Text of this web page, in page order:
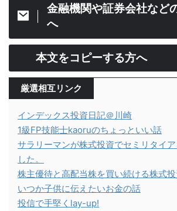
金融機関や証券会社など
へ
本文をコピーする方へ
厳選相互リンク
インデックス投資日記＠川崎
1級FP技能士kaoruのちょっといい話
サラリーマンが株式投資でセミリタイ
した。
株主優待と高配当株を買い続ける株式
いつか子供に伝えたいお金の話
投信で手堅くlay-up!